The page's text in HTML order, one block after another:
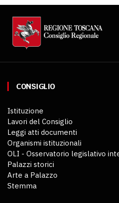
CONSIGLIO
Istituzione
Lavori del Consiglio
Leggi atti documenti
Organismi istituzionali
OLI - Osservatorio legislativo
Palazzi storici
Arte a Palazzo
Stemma